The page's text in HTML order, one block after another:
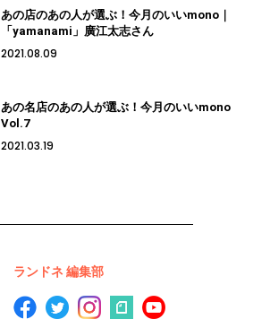
あの店のあの人が選ぶ！今月のいいmono｜
「yamanami」廣江太志さん
2021.08.09
あの名店のあの人が選ぶ！今月のいいmono
Vol.7
2021.03.19
ランドネ 編集部